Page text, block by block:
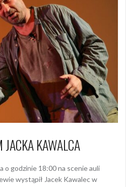
KAWALCA
o godzinie 18:00 na scenie auli
wystąpił Jacek Kawalec w